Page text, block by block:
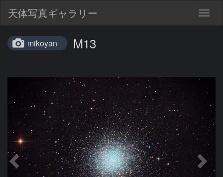
天体写真ギャラリー
mikoyan M13